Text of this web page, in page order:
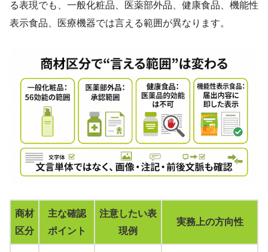
る表現でも、一般化粧品、医薬部外品、健康食品、機能性
表示食品、医療機器では言える範囲が異なります。
商材
区分
主な確認
ポイント
注意したい表
現例
実務上の方向性